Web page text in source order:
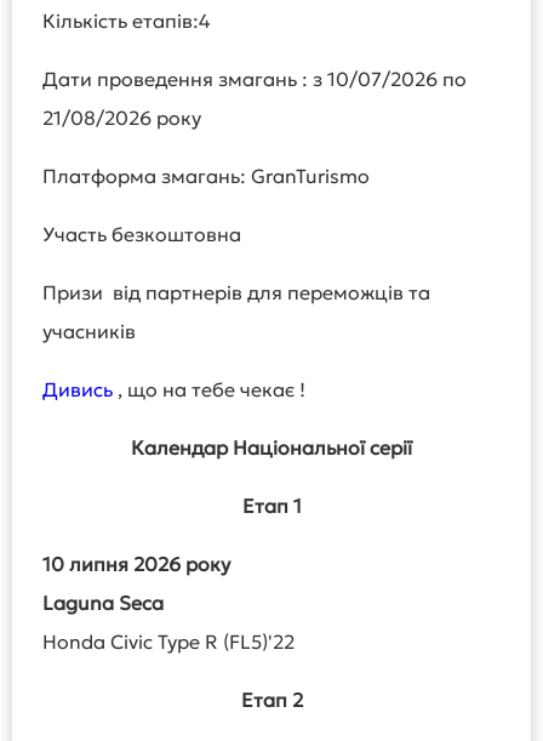
Кількість етапів:4
Дати проведення змагань : з 10/07/2026 по
21/08/2026 року
Платформа змагань: GranTurismo
Участь безкоштовна
Призи від партнерів для переможців та
учасників
Дивись , що на тебе чекає !
Календар Національної серії
Етап 1
10 липня 2026 року
Laguna Seca
Honda Civic Type R (FL5)'22
Етап 2